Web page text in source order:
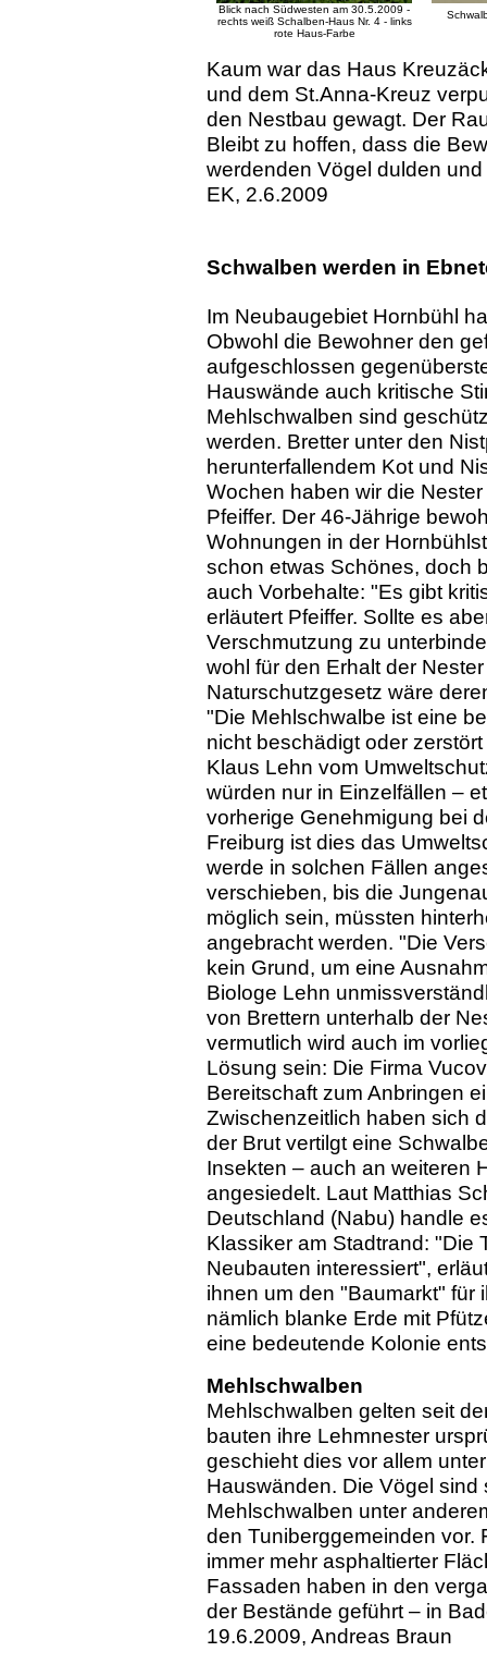
Blick nach Südwesten am 30.5.2009 -
rechts weiß Schalben-Haus Nr. 4 - links
rote Haus-Farbe
Kaum war das Haus
und dem St.Anna-Kreuz
den Nestbau gewagt. Der
Bleibt zu hoffen, dass die
werdenden Vögel dulden
EK, 2.6.2009
Schwalben werden in
Im Neubaugebiet Hornbühl
Obwohl die Bewohner den
aufgeschlossen
Hauswände auch kritische
Mehlschwalben sind
werden. Bretter unter den
herunterfallendem Kot und
Wochen haben wir die
Pfeiffer. Der 46-Jährige
Wohnungen in der
schon etwas Schönes, doch
auch Vorbehalte: "Es gibt
erläutert Pfeiffer. Sollte es
Verschmutzung zu
wohl für den Erhalt der
Naturschutzgesetz wäre
"Die Mehlschwalbe ist eine
nicht beschädigt oder
Klaus Lehn vom
würden nur in Einzelfällen –
vorherige Genehmigung bei
Freiburg ist dies das
werde in solchen Fällen
verschieben, bis die
möglich sein, müssten
angebracht werden. "Die
kein Grund, um eine
Biologe Lehn
von Brettern unterhalb der
vermutlich wird auch im
Lösung sein: Die Firma
Bereitschaft zum Anbringen
Zwischenzeitlich haben sich
der Brut vertilgt eine
Insekten – auch an weiteren
angesiedelt. Laut Matthias
Deutschland (Nabu) handle
Klassiker am Stadtrand: "Die
Neubauten interessiert",
ihnen um den "Baumarkt" für
nämlich blanke Erde mit
eine bedeutende Kolonie
Mehlschwalben
Mehlschwalben gelten seit
bauten ihre Lehmnester
geschieht dies vor allem
Hauswänden. Die Vögel
Mehlschwalben unter
den Tuniberggemeinden vor.
immer mehr asphaltierter
Fassaden haben in den
der Bestände geführt – in
19.6.2009, Andreas Braun